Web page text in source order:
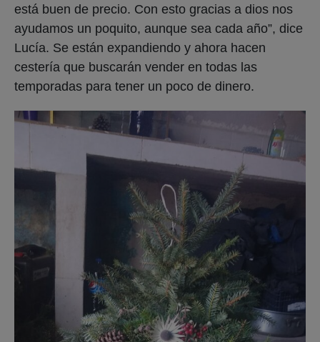
está buen de precio. Con esto gracias a dios nos
ayudamos un poquito, aunque sea cada año”, dice
Lucía. Se están expandiendo y ahora hacen
cestería que buscarán vender en todas las
temporadas para tener un poco de dinero.